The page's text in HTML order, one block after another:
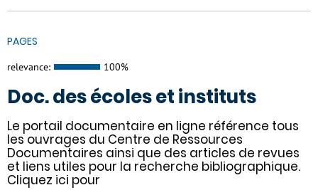
PAGES
relevance: 100%
Doc. des écoles et instituts
Le portail documentaire en ligne référence tous
les ouvrages du Centre de Ressources
Documentaires ainsi que des articles de revues
et liens utiles pour la recherche bibliographique.
Cliquez ici pour